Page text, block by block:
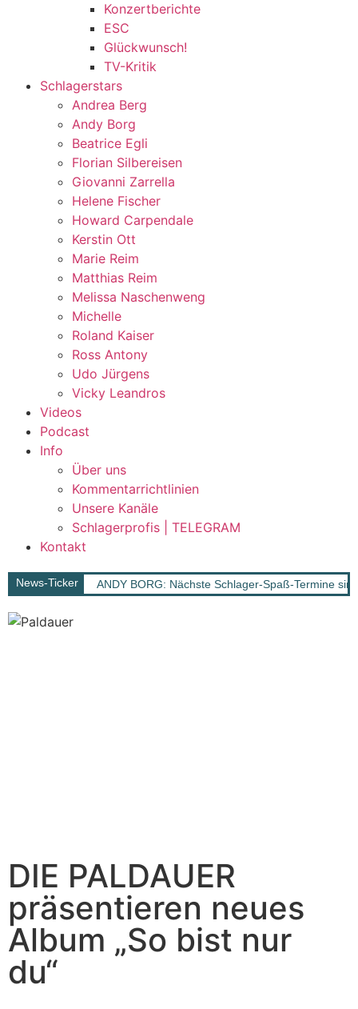
Konzertberichte
ESC
Glückwunsch!
TV-Kritik
Schlagerstars
Andrea Berg
Andy Borg
Beatrice Egli
Florian Silbereisen
Giovanni Zarrella
Helene Fischer
Howard Carpendale
Kerstin Ott
Marie Reim
Matthias Reim
Melissa Naschenweng
Michelle
Roland Kaiser
Ross Antony
Udo Jürgens
Vicky Leandros
Videos
Podcast
Info
Über uns
Kommentarrichtlinien
Unsere Kanäle
Schlagerprofis | TELEGRAM
Kontakt
News-Ticker ANDY BORG: Nächste Schlager-Spaß-Termine
DIE PALDAUER
präsentieren neues
Album „So bist nur
du“